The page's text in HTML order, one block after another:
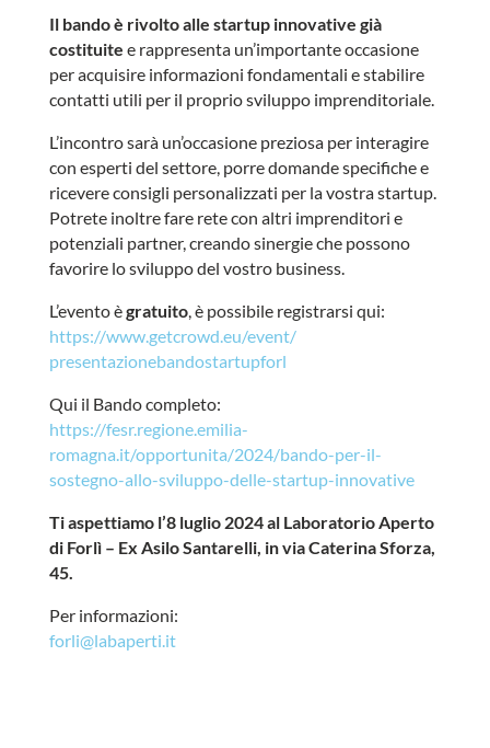
Il bando è rivolto alle startup innovative già
costituite e rappresenta un’importante occasione
per acquisire informazioni fondamentali e stabilire
contatti utili per il proprio sviluppo imprenditoriale.
L’incontro sarà un’occasione preziosa per interagire
con esperti del settore, porre domande specifiche e
ricevere consigli personalizzati per la vostra startup.
Potrete inoltre fare rete con altri imprenditori e
potenziali partner, creando sinergie che possono
favorire lo sviluppo del vostro business.
L’evento ègratuito, è possibile registrarsi qui:
https://www.getcrowd.eu/event/
presentazionebandostartupforl
Qui il Bando completo:
https://fesr.regione.emilia-
romagna.it/opportunita/2024/bando-per-il-
sostegno-allo-sviluppo-delle-startup-innovative
Ti aspettiamo l’8 luglio 2024 al Laboratorio Aperto
di Forlì – Ex Asilo Santarelli, in via Caterina Sforza,
45.
Per informazioni:
forli@labaperti.it